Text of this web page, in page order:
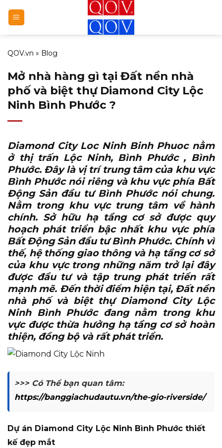
qua
nội
dung
QOV.vn » Blog
Mở nhà hàng gì tại Đất nền nhà
phố và biệt thự Diamond City Lộc
Ninh Bình Phước ?
Diamond City Loc Ninh Binh Phuocnằm
ở thị trấn Lộc Ninh, Bình Phước , Bình
Phước. Đây là vị trí trung tâm của khu vực
Bình Phước nói riêng và khu vực phía Bất
Động Sản đầu tư Bình Phước nói chung.
Nằm trong khu vực trung tâm về hành
chính. Sở hữu hạ tầng cơ sở được quy
hoạch phát triển bậc nhất khu vực phía
Bất Động Sản đầu tư Bình Phước. Chính vì
thế, hệ thống giao thông và hạ tầng cơ sở
của khu vực trong những năm trở lại đây
được đầu tư và tập trung phát triển rất
mạnh mẽ. Đến thời điểm hiện tại, Đất nền
nhà phố và biệt thự Diamond City Lộc
Ninh Bình Phước đang nằm trong khu
vực được thừa hưởng hạ tầng cơ sở hoàn
thiện, đồng bộ và rất phát triển.
>>> Có Thể bạn quan tâm:
https://banggiachudautu.vn/the-gio-riverside/
Dự án Diamond City Lộc Ninh Bình Phước thiết
kế đẹp mắt